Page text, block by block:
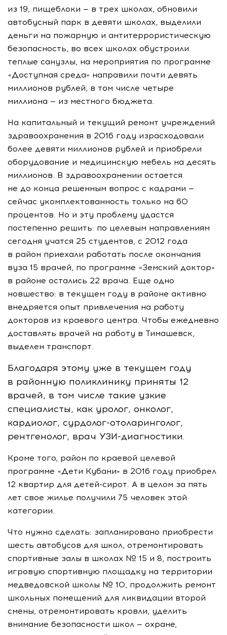
из 19, пищеблоки — в трех школах, обновили
автобусный парк в девяти школах, выделили
деньги на пожарную и антитеррористическую
безопасность, во всех школах обустроили
теплые санузлы, на мероприятия по программе
«Доступная среда» направили почти девять
миллионов рублей, в том числе четыре
миллиона — из местного бюджета.
На капитальный и текущий ремонт учреждений
здравоохранения в 2016 году израсходовали
более девяти миллионов рублей и приобрели
оборудование и медицинскую мебель на десять
миллионов. В здравоохранении остается
не до конца решенным вопрос с кадрами —
сейчас укомплектованность только на 60
процентов. Но и эту проблему удастся
постепенно решить: по целевым направлениям
сегодня учатся 25 студентов, с 2012 года
в район приехали работать после окончания
вуза 15 врачей, по программе «Земский доктор»
в районе остались 22 врача. Еще одно
новшество: в текущем году в районе активно
внедряется опыт привлечения на работу
докторов из краевого центра. Чтобы ежедневно
доставлять врачей на работу в Тимашевск,
выделен транспорт.
Благодаря этому уже в текущем году
в районную поликлинику приняты 12
врачей, в том числе такие узкие
специалисты, как уролог, онколог,
кардиолог, сурдолог-отоларинголог,
рентгенолог, врач УЗИ-диагностики.
Кроме того, район по краевой целевой
программе «Дети Кубани» в 2016 году приобрел
12 квартир для детей-сирот. А в целом за пять
лет свое жилье получили 75 человек этой
категории.
Что нужно сделать: запланировано приобрести
шесть автобусов для школ, отремонтировать
спортивные залы в школах № 15 и 8, построить
игровую спортивную площадку на территории
медведовской школы № 10, продолжить ремонт
школьных помещений для ликвидации второй
смены, отремонтировать кровли, уделить
внимание безопасности школ — охране,